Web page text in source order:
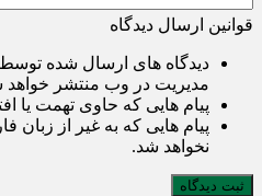
قوانین ارسال دیدگاه
دیدگاه های ارسال شده
مدیریت در وب منتشر خواهد
پیام هایی که حاوی تهمت یا
پیام هایی که به غیر از زبان
نخواهد شد.
ثبت دیدگاه